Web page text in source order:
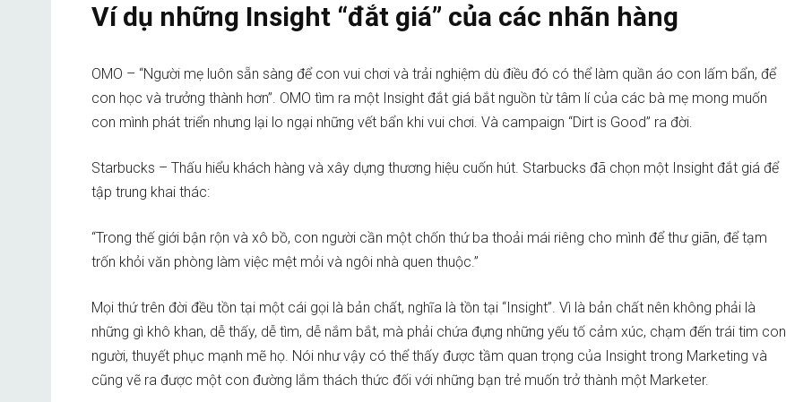
Ví dụ những Insight “đắt giá” của các nhãn hàng
OMO – “Người mẹ luôn sẵn sàng để con vui chơi và trải nghiệm dù điều đó có thể làm quần áo con lấm bẩn, để
con học và trưởng thành hơn”. OMO tìm ra một Insight đắt giá bắt nguồn từ tâm lí của các bà mẹ mong muốn
con mình phát triển nhưng lại lo ngại những vết bẩn khi vui chơi. Và campaign “Dirt is Good” ra đời.
Starbucks – Thấu hiểu khách hàng và xây dựng thương hiệu cuốn hút. Starbucks đã chọn một Insight đắt giá để
tập trung khai thác:
“Trong thế giới bận rộn và xô bồ, con người cần một chốn thứ ba thoải mái riêng cho mình để thư giãn, để tạm
trốn khỏi văn phòng làm việc mệt mỏi và ngôi nhà quen thuộc.”
Mọi thứ trên đời đều tồn tại một cái gọi là bản chất, nghĩa là tồn tại “Insight”. Vì là bản chất nên không phải là
những gì khô khan, dễ thấy, dễ tìm, dễ nắm bắt, mà phải chứa đựng những yếu tố cảm xúc, chạm đến trái tim con
người, thuyết phục mạnh mẽ họ. Nói như vậy có thể thấy được tầm quan trọng của Insight trong Marketing và
cũng vẽ ra được một con đường lắm thách thức đối với những bạn trẻ muốn trở thành một Marketer.